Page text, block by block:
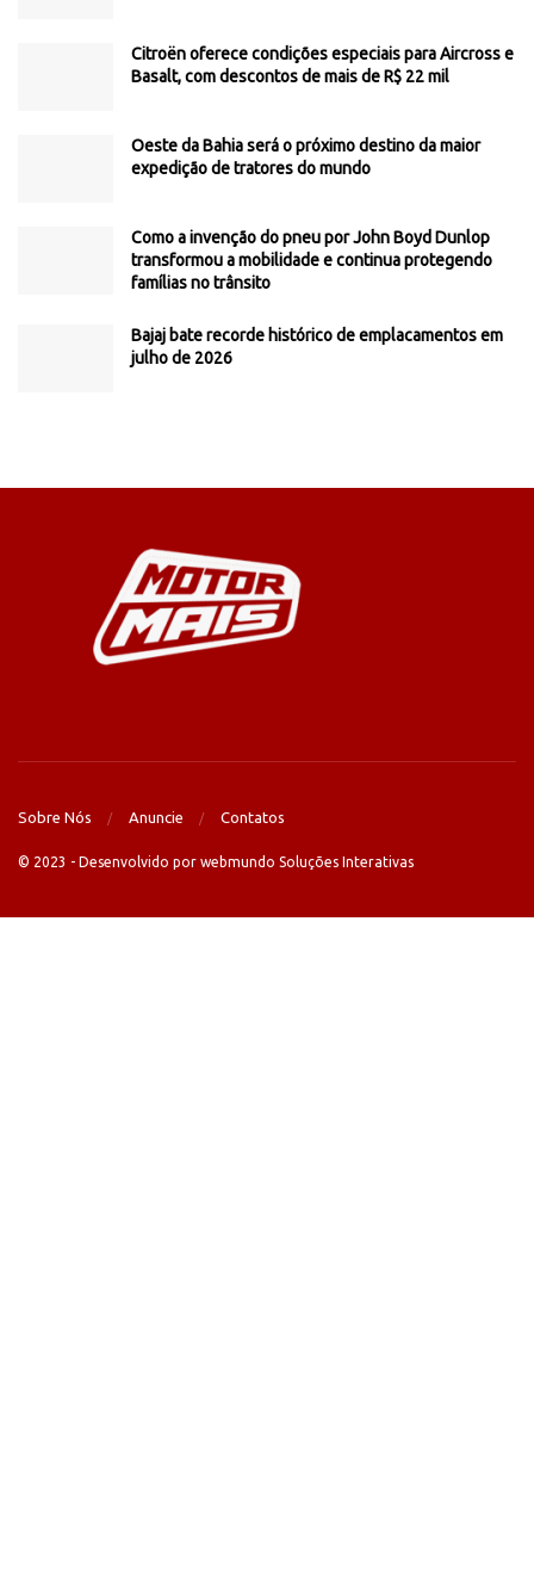
Citroën oferece condições especiais para Aircross e
Basalt, com descontos de mais de R$ 22 mil
Oeste da Bahia será o próximo destino da maior
expedição de tratores do mundo
Como a invenção do pneu por John Boyd Dunlop
transformou a mobilidade e continua protegendo
famílias no trânsito
Bajaj bate recorde histórico de emplacamentos em
julho de 2026
Sobre Nós Anuncie Contatos
© 2023 - Desenvolvido por webmundo Soluções Interativas